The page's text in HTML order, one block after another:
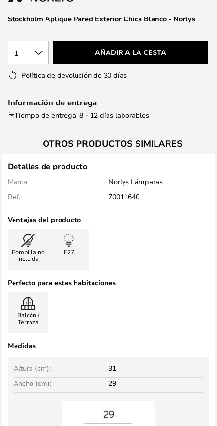
galería
deStockholm Aplique Pared Exterior Chica Blanco - Norlys
1 AÑADIR A LA CESTA
Política de devolución de 30 días
Información de entrega
Tiempo de entrega: 8 - 12 días laborables
OTROS PRODUCTOS SIMILARES
Detalles de producto
Marca
Norlys Lámparas
Ref.:
70011640
Ventajas del producto
Bombilla no
incluida
E27
Perfecto para estas habitaciones
Balcón /
Terraza
Medidas
Ancho (cm): 29
Altura (cm): 31